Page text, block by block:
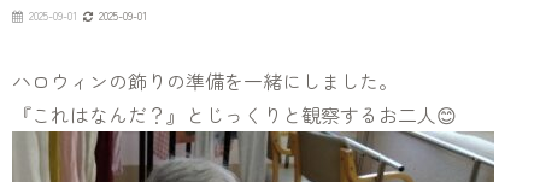
2025-09-01 2025-09-01
ハロウィンの飾りの準備を一緒にしました。
『これはなんだ？』とじっくりと観察するお二人😊